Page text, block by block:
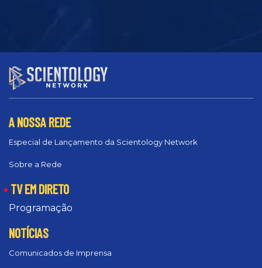
A NOSSA REDE
Especial de Lançamento da Scientology Network
Sobre a Rede
TV EM DIRETO
Programação
NOTÍCIAS
Comunicados de Imprensa